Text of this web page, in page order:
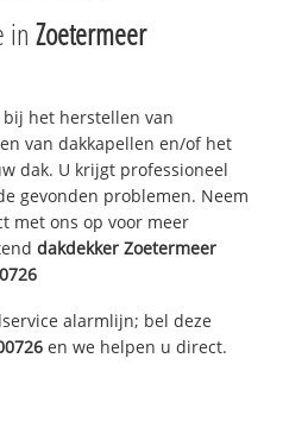
inZoetermeer
het herstellen van
van dakkapellen en/of het
dak. U krijgt professioneel
gevonden problemen. Neem
met ons op voor meer
dakdekkerZoetermeer
alarmlijn; bel deze
en we helpen u direct.